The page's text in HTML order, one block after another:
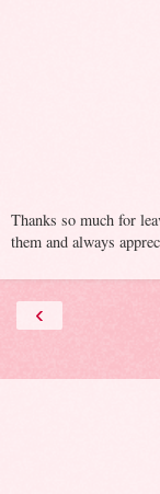
Thanks so much for
them and always
‹